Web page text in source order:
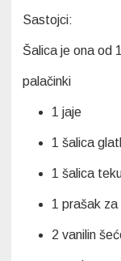
Sastojci:
Šalica je ona od
palačinki
1 jaje
1 šalica
1 šalica
1 prašak za
2 vanilin